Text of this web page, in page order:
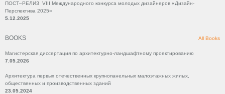
ПОСТ–РЕЛИЗ VIII Международного конкурса молодых дизайнеров «Дизайн-
Перспектива 2025»
5.12.2025
BOOKS All Books
Магистерская диссертация по архитектурно-ландшафтному проектированию
7.05.2026
Архитектура первых отечественных крупнопанельных малоэтажных жилых,
общественных и производственных зданий
23.05.2024